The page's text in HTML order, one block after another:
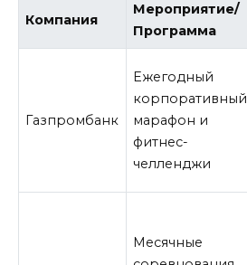
Компания
Мероприятие/
Программа
Газпромбанк
Ежегодный
корпоративный
марафон и
фитнес-
челленджи
Месячные